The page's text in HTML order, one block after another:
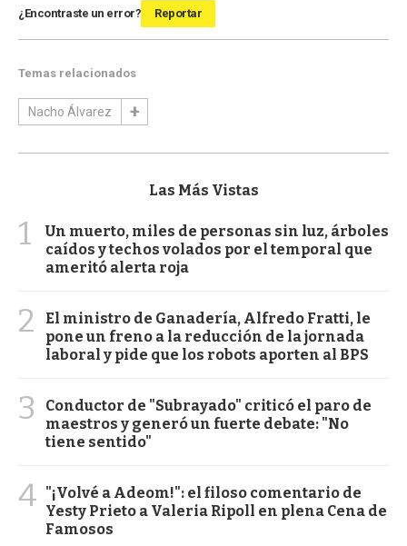
¿Encontraste un error? Reportar
Temas relacionados
Nacho Álvarez
Las Más Vistas
1
Un muerto, miles de personas sin luz, árboles
caídos y techos volados por el temporal que
ameritó alerta roja
2
El ministro de Ganadería, Alfredo Fratti, le
pone un freno a la reducción de la jornada
laboral y pide que los robots aporten al BPS
3
Conductor de "Subrayado" criticó el paro de
maestros y generó un fuerte debate: "No
tiene sentido"
4 "¡Volvé a Adeom!": el filoso comentario de
Yesty Prieto a Valeria Ripoll en plena Cena de
Famosos